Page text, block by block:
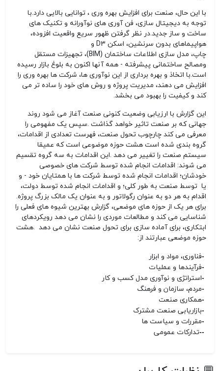
با این حال، صنعت برای افزایش بهره وری ، توانایی بالایی دارد.با
توجه به دیجیتال سازی، فن آوری های نوآورانه و تکنیک های
ساخت و ساز جدید.در نظر گرفتن ظهور سریع واقعیت افزوده،
هواپیماهای بدون سرنشین، اسکن 3
D و
چاپ، مدل سازی اطلاعات ساختمان (BIM)، تجهیزات مستقل
ومصالح ساختمانی پیشرفته - همه آنها اکنون به بلوغ بازار رسیده
است.با اتخاذ و بهره برداری از این نوآوری ها، شرکت ها بهره وری را
افزایش می دهند، مدیریت پروژه و روش های خود را ساده تر می
کند و کیفیت را بهبود می بخشد.
این گزارش با ارزیابی وضعیت کنونی صنعت آغاز می شود روند
جهانی که بر صنعت تاثیر خواهد گذاشت .سپس یک مفهومی را
معرفی می کند چارچوب تحول صنعت، فهرست تعدادی از اقدامات،
گروه بندی شده است هشت حوزه موضوعی است که عمیقا
سیستم صنعت را تغییر می دهد .این اقدامات به سه گروه تقسیم
می شوند: اقدامات انجام شده توسط شرکت های خصوصی
خودشان؛ اقدامات انجام شده توسط شرکت ها با همتایان خود - و
یا توسط صنعت به طور کلی؛ و اقدامات انجام شده توسط دولت،
اقدام به هر دو به عنوان رگولاتور و به عنوان یک مالک بزرگ پروژه.
برای هر یک از حوزه های موضعی، گزارش بهترین شیوه های فعلی را
شناسایی می کند و مطالعات موردی را نشان می دهد رویکردهای
ابتکاری، برای آماده سازی برای تحول صنعت نشان می دهد .هشت
حوزه موضعی عبارتند از:
-فناوری، مواد و ابزار
-فرآیندها و عملیات
-استراتژی و نوآوری مدل کسب و کار
-مردم، سازمان و فرهنگ
-همکاری صنعت
-بازاریابی صنعت مشترک
-مقررات و سیاست ها
--تدارکات عمومی